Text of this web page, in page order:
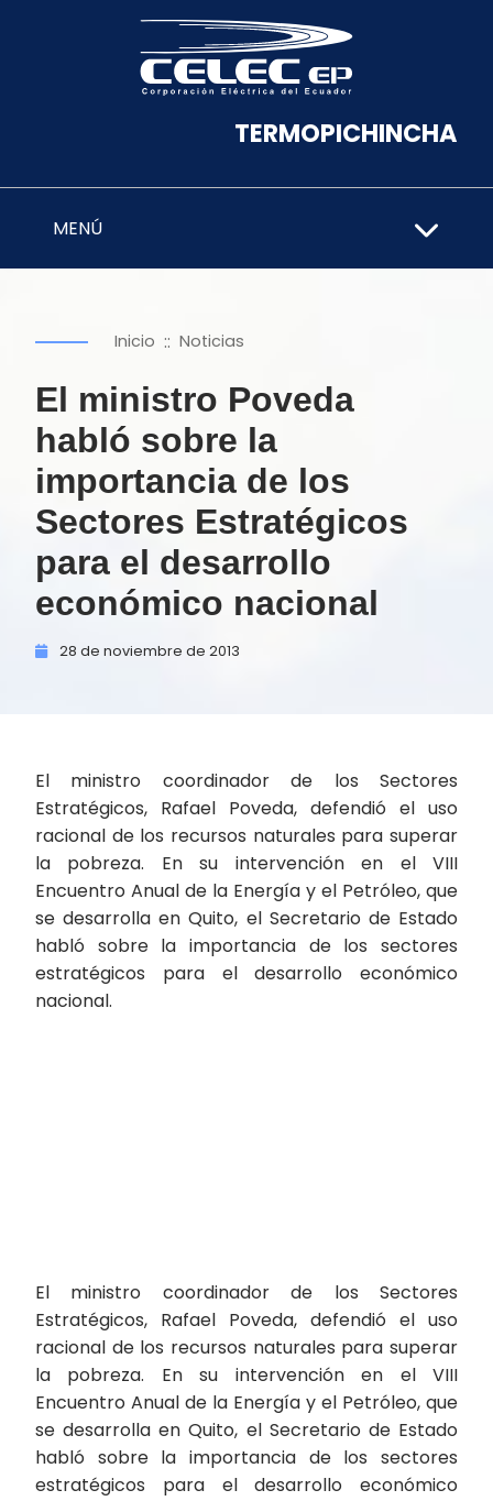
TERMOPICHINCHA
MENÚ
Inicio :: Noticias
El ministro Poveda
habló sobre la
importancia de los
Sectores Estratégicos
para el desarrollo
económico nacional
28 de noviembre de 2013
El ministro coordinador de los Sectores
Estratégicos, Rafael Poveda, defendió el uso
racional de los recursos naturales para superar
la pobreza. En su intervención en el VIII
Encuentro Anual de la Energía y el Petróleo, que
se desarrolla en Quito, el Secretario de Estado
habló sobre la importancia de los sectores
estratégicos para el desarrollo económico
nacional.
El ministro coordinador de los Sectores
Estratégicos, Rafael Poveda, defendió el uso
racional de los recursos naturales para superar
la pobreza. En su intervención en el VIII
Encuentro Anual de la Energía y el Petróleo, que
se desarrolla en Quito, el Secretario de Estado
habló sobre la importancia de los sectores
estratégicos para el desarrollo económico